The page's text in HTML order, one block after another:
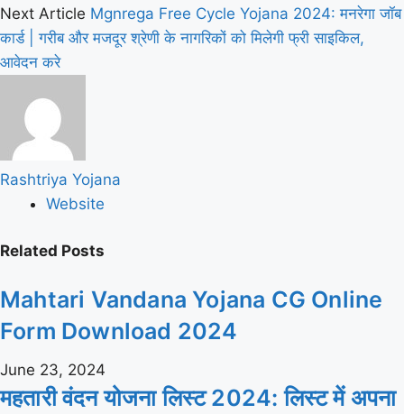
Next Article Mgnrega Free Cycle Yojana 2024: मनरेगा जॉब
कार्ड | गरीब और मजदूर श्रेणी के नागरिकों को मिलेगी फ्री साइकिल,
आवेदन करे
Rashtriya Yojana
Website
Related Posts
Mahtari Vandana Yojana CG Online
Form Download 2024
June 23, 2024
महतारी वंदन योजना लिस्ट 2024: लिस्ट में अपना